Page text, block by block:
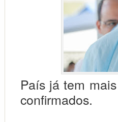
País já tem
confirmados.